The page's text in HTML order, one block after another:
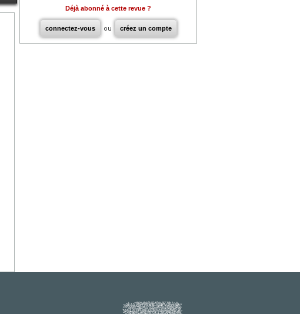
Déjà abonné à cette revue ?
connectez-vous ou créez un compte